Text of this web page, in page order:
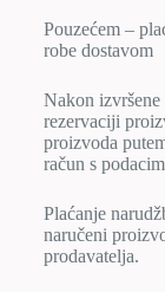
Pouzećem –
robe dostavom
Nakon izvršene
rezervaciji
proizvoda
račun s
Plaćanje
naručeni
prodavatelja.